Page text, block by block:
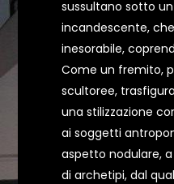
sussultano sotto
incandescente,
inesorabile,
Come un fremito,
scultoree,
una stilizzazione
ai soggetti
aspetto nodulare,
di archetipi, dal